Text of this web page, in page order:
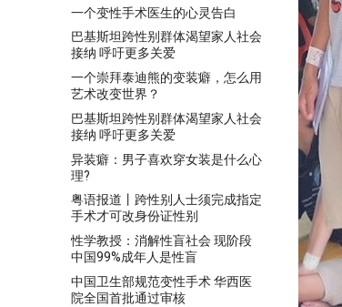
一个变性手术医生的心灵告白
巴基斯坦跨性别群体渴望家人社会
接纳 呼吁更多关爱
一个崇拜泰迪熊的变装癖，怎么用
艺术改变世界？
巴基斯坦跨性别群体渴望家人社会
接纳 呼吁更多关爱
异装癖：男子喜欢穿女装是什么心
理?
粤语报道丨跨性别人士须完成指定
手术才可改身份证性别
性学教授：消解性盲社会 现阶段
中国99%成年人是性盲
中国卫生部规范变性手术 华西医
院全国首批通过审核